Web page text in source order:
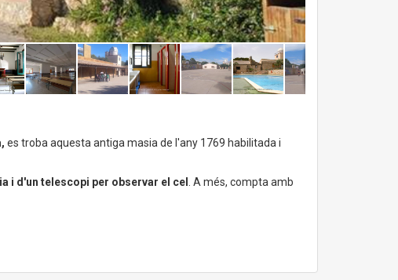
es troba aquesta antiga masia de l'any 1769 habilitada i
i d'un telescopi per observar el cel
. A més, compta amb